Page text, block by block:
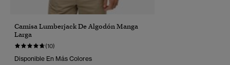
Camisa Lumberjack De Algodón Manga
Larga
(10)
Disponible En Más Colores